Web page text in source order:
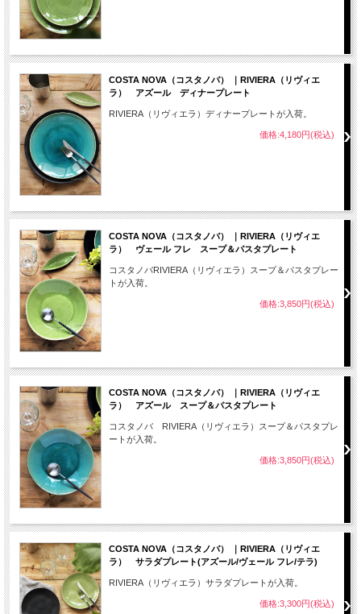
COSTA NOVA（コスタノバ） ｜RIVIERA（リヴィエ
ラ） アズール ディナープレート
RIVIERA（リヴィエラ）ディナープレートが入荷。
価格:4,180円(税込)
COSTA NOVA（コスタノバ） ｜RIVIERA（リヴィエ
ラ） ヴェール フレ スープ＆パスタプレート
コスタノバRIVIERA（リヴィエラ）スープ＆パスタプレー
トが入荷。
価格:3,850円(税込)
COSTA NOVA（コスタノバ） ｜RIVIERA（リヴィエ
ラ） アズール スープ＆パスタプレート
コスタノバ RIVIERA（リヴィエラ）スープ＆パスタプレ
ートが入荷。
価格:3,850円(税込)
COSTA NOVA（コスタノバ） ｜RIVIERA（リヴィエ
ラ） サラダプレート(アズール/ヴェール フレ/テラ)
RIVIERA（リヴィエラ）サラダプレートが入荷。
価格:3,300円(税込)